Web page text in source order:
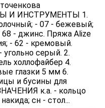
И ИНСТРУМЕНТЫ 1.
- 07 - бежевый;
- джинс. Пряжа Alize
- 62 - кремовый.
серый. 2.
холлофайбер 4.
глазки 5 мм 6.
и бусины для
к.а. - кольцо
сн - стол...